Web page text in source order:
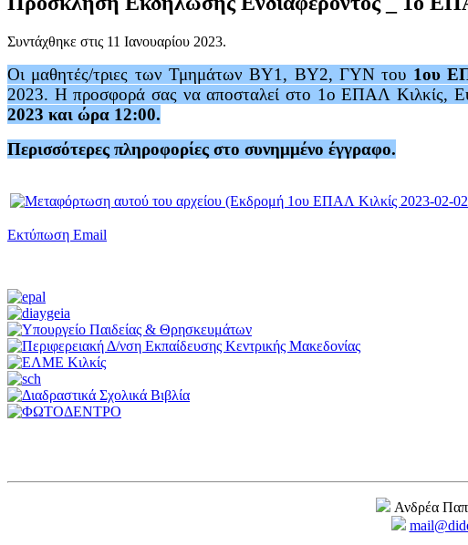
Συντάχθηκε στις 11 Ιανουαρίου 2023.
Οι μαθητές/τριες των Τμημάτων ΒΥ1, ΒΥ2, ΓΥΝ του 1ου
2023. Η προσφορά σας να αποσταλεί στο 1ο ΕΠΑΛ Κιλκίς,
2023 και ώρα 12:00.
Περισσότερες πληροφορίες στο συνημμένο έγγραφο.
Εκτύπωση Email
Ανδρέα